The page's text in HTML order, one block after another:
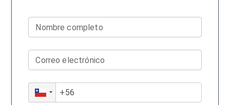
Nombre completo
Correo electrónico